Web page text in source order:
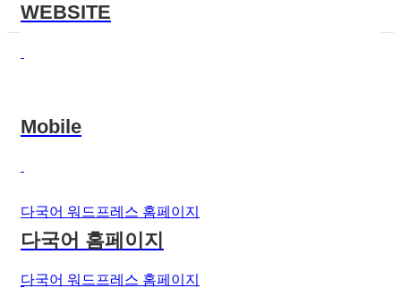
Menu
WEBSITE
Mobile
다국어 홈페이지
다국어 워드프레스 홈페이지
다국어 워드프레스 홈페이지